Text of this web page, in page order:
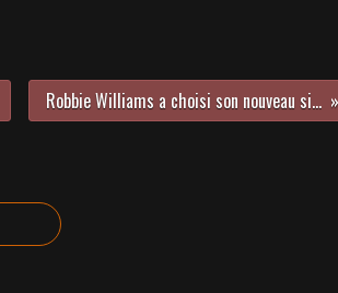
Robbie Williams a choisi son nouveau single !